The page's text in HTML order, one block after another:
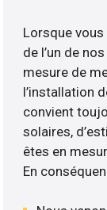
Lorsque
de l’un de
mesure de
l’installation
convient
solaires,
êtes en
En